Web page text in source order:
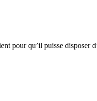
pour qu’il puisse